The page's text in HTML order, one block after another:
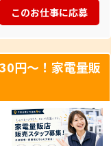
このお仕事に応募
円～！家電量販